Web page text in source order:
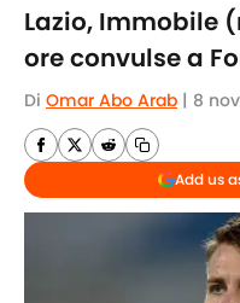
Lazio, Immobile
ore convulse a
Di Omar Abo Arab | 8
Add us